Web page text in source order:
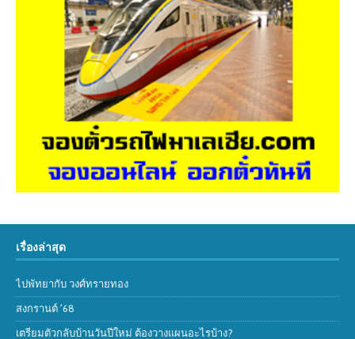
เรื่องล่าสุด
ไปพัทยากับ วงศ์ทรายทอง
สงกรานต์ ’68
เตรียมตัวกลับบ้านวันปีใหม่ ต้องวางแผนอะไรบ้าง?